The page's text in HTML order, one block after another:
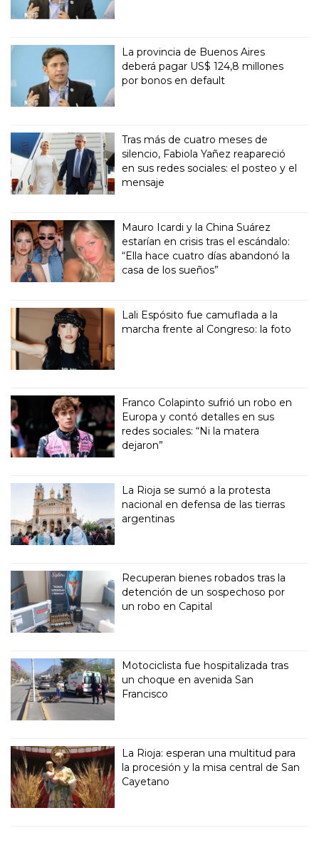
La provincia de Buenos Aires
deberá pagar US$ 124,8 millones
por bonos en default
Tras más de cuatro meses de
silencio, Fabiola Yañez reapareció
en sus redes sociales: el posteo y el
mensaje
Mauro Icardi y la China Suárez
estarían en crisis tras el escándalo:
“Ella hace cuatro días abandonó la
casa de los sueños”
Lali Espósito fue camuflada a la
marcha frente al Congreso: la foto
Franco Colapinto sufrió un robo en
Europa y contó detalles en sus
redes sociales: “Ni la matera
dejaron”
La Rioja se sumó a la protesta
nacional en defensa de las tierras
argentinas
Recuperan bienes robados tras la
detención de un sospechoso por
un robo en Capital
Motociclista fue hospitalizada tras
un choque en avenida San
Francisco
La Rioja: esperan una multitud para
la procesión y la misa central de San
Cayetano